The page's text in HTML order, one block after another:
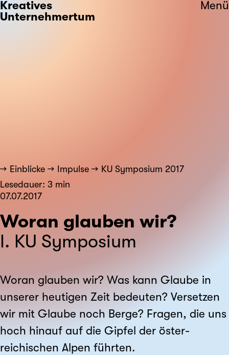
Kreatives
Unternehmertum
Menü
Einblicke Impulse
KU Symposium 2017
Lesedauer: 3 min
07.07.2017
Woran glauben wir?
I. KU Symposium
Woran glauben wir? Was kann Glaube in
unserer heutigen Zeit bedeuten? Versetzen
wir mit Glaube noch Berge? Fragen, die uns
hoch hinauf auf die Gipfel der öster­
reichischen Alpen führten.